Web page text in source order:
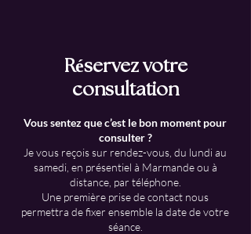
Réservez votre
consultation
Vous sentez que c’est le bon moment pour
consulter ?
Je vous reçois sur rendez-vous, du lundi au
samedi, en présentiel à Marmande ou à
distance, par téléphone.
Une première prise de contact nous
permettra de fixer ensemble la date de votre
séance.